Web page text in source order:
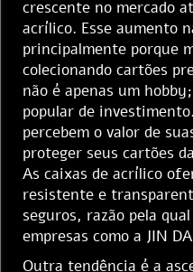
crescente no mercado
acrílico. Esse aumento
principalmente porque
colecionando cartões
não é apenas um
popular de
percebem o valor de
proteger seus cartões
As caixas de acrílico
resistente e
seguros, razão pela
empresas como a JIN
Outra tendência é a